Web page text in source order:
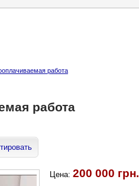
работа
работа
Цена: 200 000 грн.